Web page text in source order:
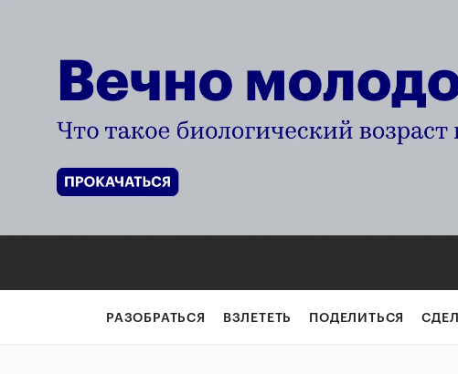
РАЗОБРАТЬСЯ ВЗЛЕТЕТЬ ПОДЕЛИТЬСЯ